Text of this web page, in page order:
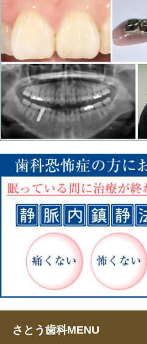
さとう歯科MENU